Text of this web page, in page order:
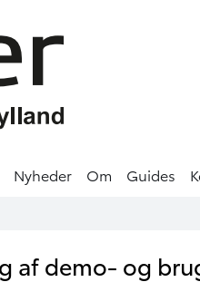
Nyheder Om Guides
af demo- og